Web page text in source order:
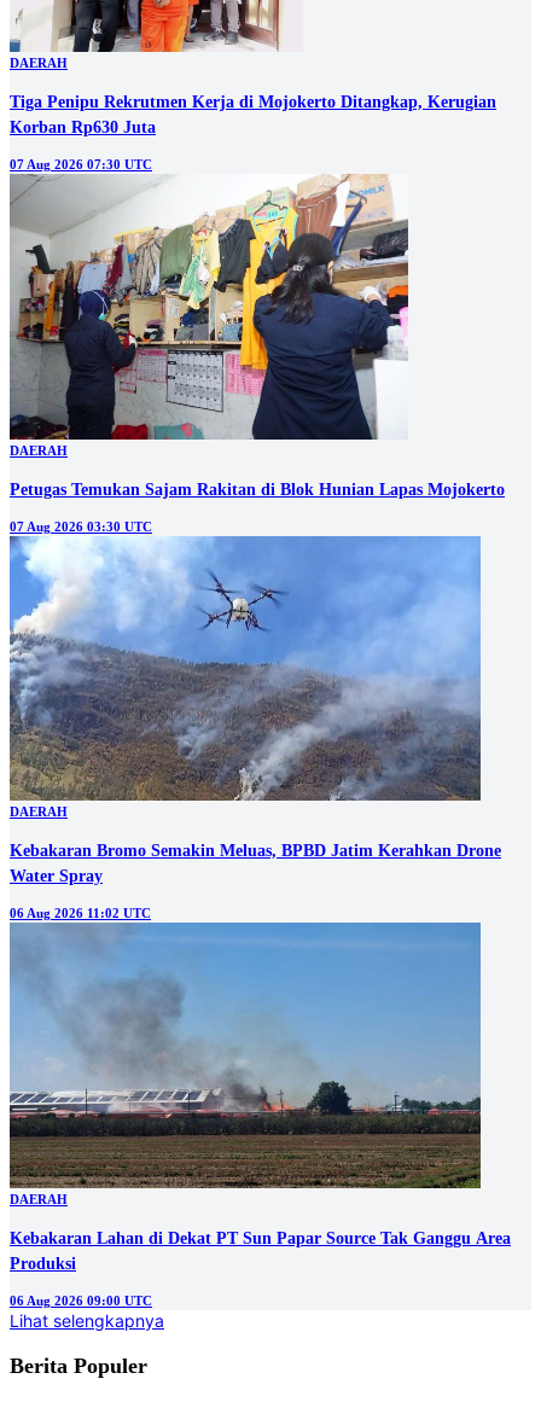
DAERAH
Tiga Penipu Rekrutmen Kerja di Mojokerto Ditangkap, Kerugian
Korban Rp630 Juta
07 Aug 2026 07:30 UTC
DAERAH
Petugas Temukan Sajam Rakitan di Blok Hunian Lapas Mojokerto
07 Aug 2026 03:30 UTC
DAERAH
Kebakaran Bromo Semakin Meluas, BPBD Jatim Kerahkan Drone
Water Spray
06 Aug 2026 11:02 UTC
DAERAH
Kebakaran Lahan di Dekat PT Sun Papar Source Tak Ganggu Area
Produksi
06 Aug 2026 09:00 UTC
Lihat selengkapnya
Berita Populer